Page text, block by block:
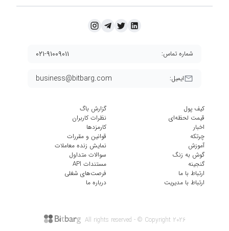
ایمیل: business@bitbarg.com
شماره تماس: ۰۲۱-۹۱۰۰۹۰۱۱
کیف پول
قیمت لحظه‌ای
اخبار
چرتکه
آموزش
گوش به زنگ
گنجینه
ارتباط با ما
ارتباط با مدیریت
گزارش باگ
نظرات کاربران
کارمزد‌ها
قوانین و مقررات
نمایش زنده معاملات
سوالات متداول
مستندات API
فرصت‌های شغلی
درباره ما
All rights reserved - © Copyright 2026